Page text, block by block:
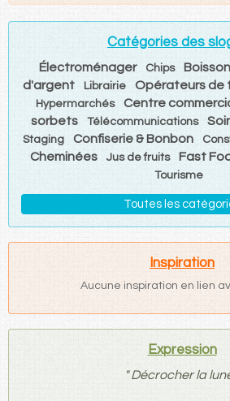
Catégories des
Électroménager Chips Boisson
d'argent
Librairie Opérateurs de
Hypermarchés Centre
sorbets
Télécommunications
Staging
Confiserie & Bonbon
Cheminées Jus de fruits Fast
Tourisme
Toutes les
Inspiration
Aucune inspiration en lien
Expression
" Décrocher la